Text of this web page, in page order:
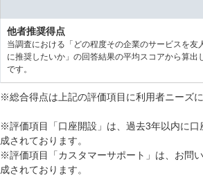
他者推奨得点
当調査における「どの程度その企業のサービスを友
に推奨したいか」の回答結果の平均スコアから算出
です。
※総合得点は上記の評価項目に利用者ニーズ
※評価項目「口座開設」は、過去3年以内に
成されております。
※評価項目「カスタマーサポート」は、お問
成されております。